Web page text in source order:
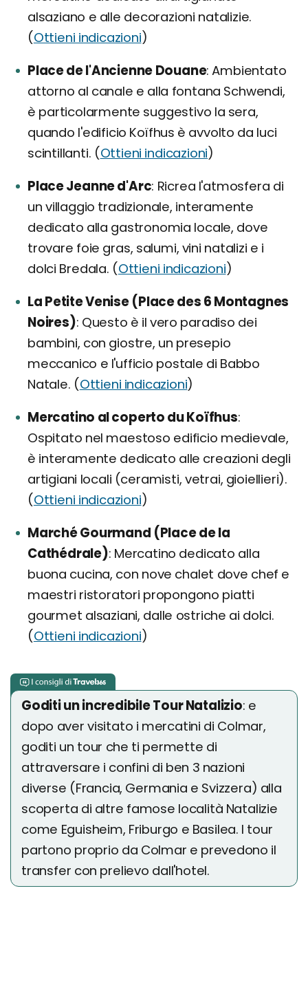
alsaziano e alle decorazioni natalizie.
(Ottieni indicazioni)
Place de l'Ancienne Douane Ambientato
attorno al canale e alla fontana Schwendi,
è particolarmente suggestivo la sera,
quando l'edificio Koïfhus è avvolto da luci
scintillanti. (Ottieni indicazioni)
Place Jeanne d'Arc Ricrea l'atmosfera di
un villaggio tradizionale, interamente
dedicato alla gastronomia locale, dove
trovare foie gras, salumi, vini natalizi e i
dolci Bredala. (Ottieni indicazioni)
La Petite Venise (Place des 6 Montagnes
Noires) Questo è il vero paradiso dei
bambini, con giostre, un presepio
meccanico e l'ufficio postale di Babbo
Natale. (Ottieni indicazioni)
Mercatino al coperto du Koïfhus
Ospitato nel maestoso edificio medievale,
è interamente dedicato alle creazioni degli
artigiani locali (ceramisti, vetrai, gioiellieri).
(Ottieni indicazioni)
Marché Gourmand (Place de la
Cathédrale) Mercatino dedicato alla
buona cucina, con nove chalet dove chef e
maestri ristoratori propongono piatti
gourmet alsaziani, dalle ostriche ai dolci.
(Ottieni indicazioni)
Goditi un incredibile Tour Natalizio: e
dopo aver visitato i mercatini di Colmar,
goditi un tour che ti permette di
attraversare i confini di ben 3 nazioni
diverse (Francia, Germania e Svizzera) alla
scoperta di altre famose località Natalizie
come Eguisheim, Friburgo e Basilea. I tour
partono proprio da Colmar e prevedono il
transfer con prelievo dall'hotel.